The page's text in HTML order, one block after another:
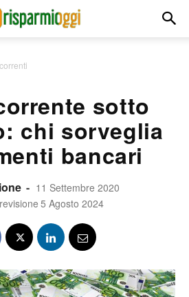
sotto
chi sorveglia
bancari
- 11 Settembre 2020
5 Agosto 2024